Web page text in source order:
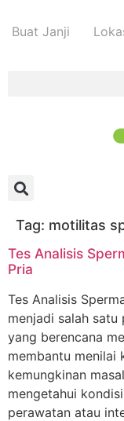
Buat Janji
Tag: motilitas
Tes Analisis
Pria
Tes Analisis
menjadi salah
yang berencana
membantu menilai
kemungkinan
mengetahui
perawatan atau